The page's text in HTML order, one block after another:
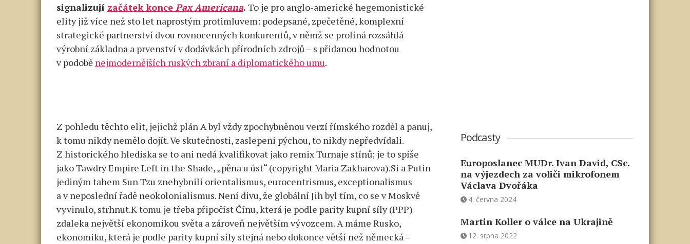
signalizují začátek konce Pax Americana. To je pro anglo-americké hegemonistické
elity již více než sto let naprostým protimluvem: podepsané, zpečetěné, komplexní
strategické partnerství dvou rovnocenných konkurentů, v němž se prolíná rozsáhlá
výrobní základna a prvenství v dodávkách přírodních zdrojů – s přidanou hodnotou
v podobě nejmodernějších ruských zbraní a diplomatického umu.
Z pohledu těchto elit, jejichž plán A byl vždy zpochybněnou verzí římského rozděl a panuj,
k tomu nikdy nemělo dojít. Ve skutečnosti, zaslepeni pýchou, to nikdy nepředvídali.
Z historického hlediska se to ani nedá kvalifikovat jako remix Turnaje stínů; je to spíše
jako Tawdry Empire Left in the Shade, „pěna u úst“ (copyright Maria Zakharova).Si a Putin
jediným tahem Sun Tzu znehybnili orientalismus, eurocentrismus, exceptionalismus
a v neposlední řadě neokolonialismus. Není divu, že globální Jih byl tím, co se v Moskvě
vyvinulo, strhnut.K tomu je třeba připočíst Čínu, která je podle parity kupní síly (PPP)
zdaleka největší ekonomikou světa a zároveň největším vývozcem. A máme Rusko,
ekonomiku, která je podle parity kupní síly stejná nebo dokonce větší než německá –
Podcasty
Europoslanec MUDr. Ivan David, CSc.
na výjezdech za voliči mikrofonem
Václava Dvořáka
4. června 2024
Martin Koller o válce na Ukrajině
12. srpna 2022